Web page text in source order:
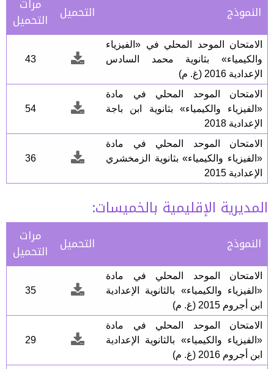
النموذج التحميل مرات
التحميل
الامتحان الموحد المحلي في «الفيزياء
والكيمياء» بثانوية محمد السادس
الإعدادية 2016 (غ. م)
43
الامتحان الموحد المحلي في مادة
«الفيزياء والكيمياء» بثانوية ابن باجة
الإعدادية 2018
54
الامتحان الموحد المحلي في مادة
«الفيزياء والكيمياء» بثانوية الزمخشري
الإعدادية 2015
36
المديرية الإقليمية بالخميسات:
النموذج التحميل مرات
التحميل
الامتحان الموحد المحلي في مادة
«الفيزياء والكيمياء» بالثانوية الإعدادية
ابن أجروم 2015 (غ. م)
35
الامتحان الموحد المحلي في مادة
«الفيزياء والكيمياء» بالثانوية الإعدادية
ابن أجروم 2016 (غ. م)
29